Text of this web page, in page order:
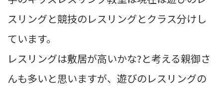
スリングと競技のレスリングとクラス分けし
ています。
レスリングは敷居が高いかな?と考える親御さ
んも多いと思いますが、遊びのレスリングの